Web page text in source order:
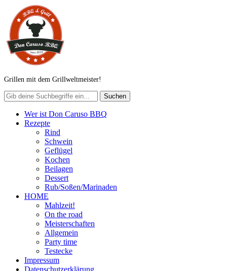
Grillen mit dem Grillweltmeister!
Wer ist Don Caruso BBQ
Rezepte
Rind
Schwein
Geflügel
Kochen
Beilagen
Dessert
Rub/Soßen/Marinaden
HOME
Mahlzeit!
On the road
Meisterschaften
Allgemein
Party time
Testecke
Impressum
Datenschutzerklärung